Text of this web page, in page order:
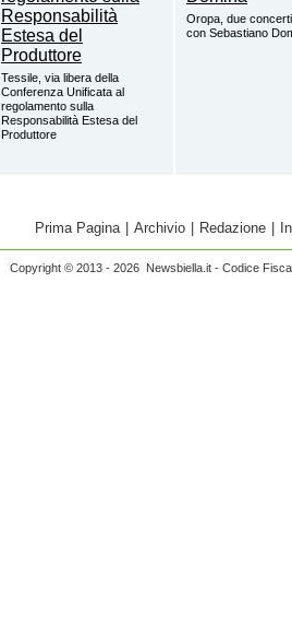
Tessile, via libera della
Conferenza Unificata al
regolamento sulla
Responsabilità Estesa del
Produttore
Oropa, due concerti
con Sebastiano
Prima Pagina Archivio Redazione
Copyright © 2013 - 2026 Newsbiella.it - Codice